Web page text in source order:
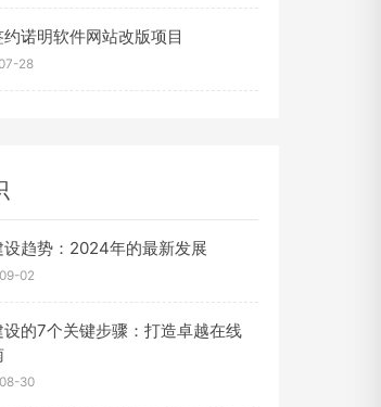
诺明软件网站改版项目
28
设趋势：2024年的最新发展
02
的7个关键步骤：打造卓越在线
30